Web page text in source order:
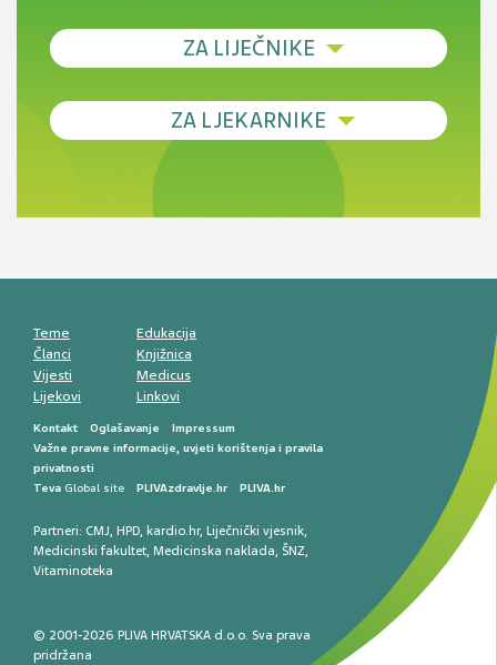
ZA LIJEČNIKE
Debljina - od prevencije do personalizirane
Novi pogled na migrenu: komorbiditeti, spolne
razlike i nove terapije
smetnji do rane onkološke dijagnostike
ZA LJEKARNIKE
Antikoagulansi u ljekarničkoj praksi –
Teme
Članci
Vijesti
Lijekovi
Edukacija
Knjižnica
Medicus
Linkovi
Kontakt Oglašavanje
Impressum
Važne pravne informacije, uvjeti korištenja i pravila
privatnosti
Teva Global site PLIVAzdravlje.hr PLIVA.hr
Partneri: CMJ, HPD, kardio.hr, Liječnički vjesnik,
Medicinski fakultet, Medicinska naklada, ŠNZ,
Vitaminoteka
© 2001-2026 PLIVA HRVATSKA d.o.o. Sva prava
pridržana